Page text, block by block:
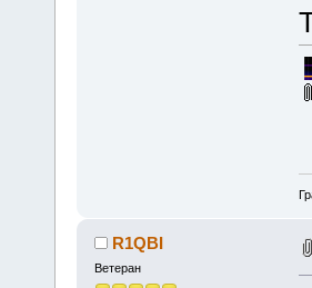
R1QBI
Ветеран